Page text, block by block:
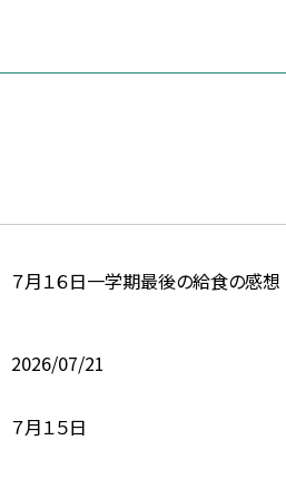
７月１６日一学期最後の給食の感想
2026/07/21
７月１５日